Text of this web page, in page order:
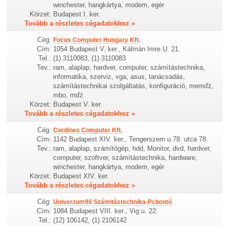
winchester, hangkártya, modem, egér
Körzet: Budapest I. ker.
Tovább a részletes cégadatokhoz »
Cég: Focus Computer Hungary Kft.
Cím: 1054 Budapest V. ker., Kálmán Imre U. 21.
Tel.: (1) 3110083, (1) 3110083
Tev.: ram, alaplap, hardver, computer, számítástechnika,
informatika, szerviz, vga, asus, tanácsadás,
számítástechnikai szolgáltatás, konfiguráció, memďż,
mbo, mďż
Körzet: Budapest V. ker.
Tovább a részletes cégadatokhoz »
Cég: Cordines Computer Kft.
Cím: 1142 Budapest XIV. ker., Tengerszem u.78. utca 78.
Tev.: ram, alaplap, számítógép, hdd, Monitor, dvd, hardver,
computer, szoftver, számítástechnika, hardware,
winchester, hangkártya, modem, egér
Körzet: Budapest XIV. ker.
Tovább a részletes cégadatokhoz »
Cég: Univerzum98 Számitástechnika-Pcbontó
Cím: 1084 Budapest VIII. ker., Vig u. 22.
Tel.: (12) 106142, (1) 2106142